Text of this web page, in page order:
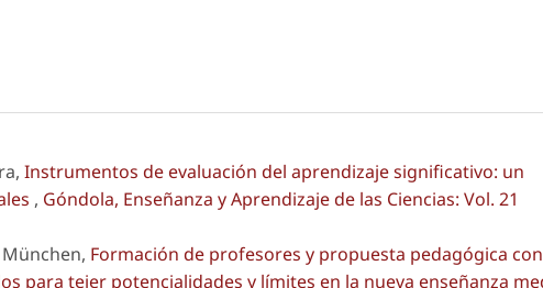
Instrumentos de evaluación del aprendizaje significativo: un
, Góndola, Enseñanza y Aprendizaje de las Ciencias: Vol. 21
Formación de profesores y propuesta pedagógica con
para tejer potencialidades y límites en la nueva enseñanza